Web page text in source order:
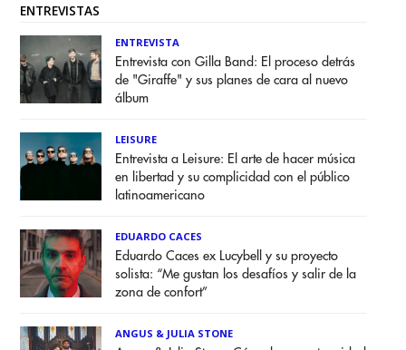
ENTREVISTAS
ENTREVISTA
Entrevista con Gilla Band: El proceso detrás
de "Giraffe" y sus planes de cara al nuevo
álbum
LEISURE
Entrevista a Leisure: El arte de hacer música
en libertad y su complicidad con el público
latinoamericano
EDUARDO CACES
Eduardo Caces ex Lucybell y su proyecto
solista: “Me gustan los desafíos y salir de la
zona de confort”
ANGUS & JULIA STONE